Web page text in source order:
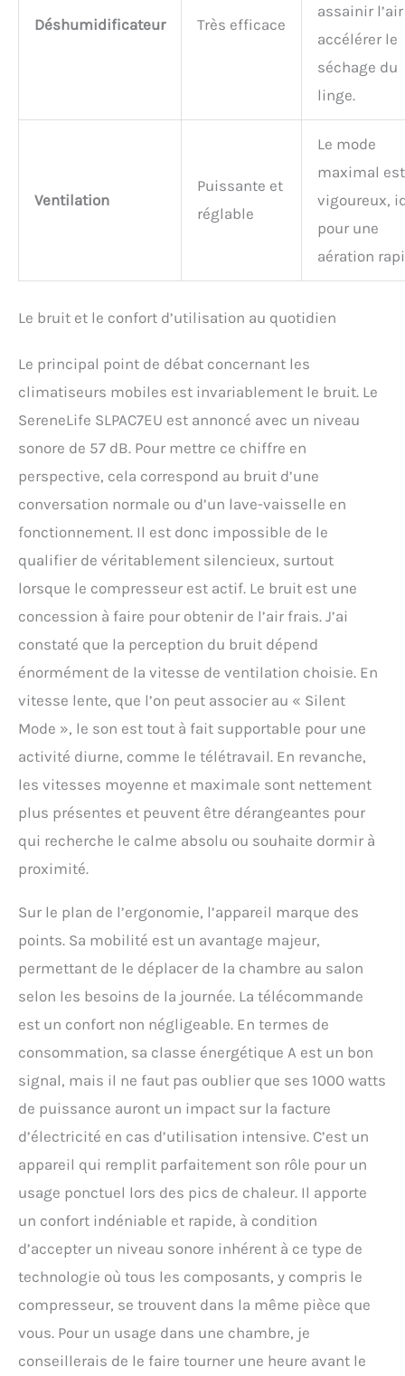
Déshumidificateur Très efficace
assainir
accélérer le
séchage du
linge.
Ventilation
Puissante et
réglable
Le mode
maximal
vigoureux,
pour une
aération
Le bruit et le confort d’utilisation au quotidien
Le principal point de débat concernant les
climatiseurs mobiles est invariablement le bruit. Le
SereneLife SLPAC7EU est annoncé avec un niveau
sonore de 57 dB. Pour mettre ce chiffre en
perspective, cela correspond au bruit d’une
conversation normale ou d’un lave-vaisselle en
fonctionnement. Il est donc impossible de le
qualifier de véritablement silencieux, surtout
lorsque le compresseur est actif. Le bruit est une
concession à faire pour obtenir de l’air frais. J’ai
constaté que la perception du bruit dépend
énormément de la vitesse de ventilation choisie. En
vitesse lente, que l’on peut associer au « Silent
Mode », le son est tout à fait supportable pour une
activité diurne, comme le télétravail. En revanche,
les vitesses moyenne et maximale sont nettement
plus présentes et peuvent être dérangeantes pour
qui recherche le calme absolu ou souhaite dormir à
proximité.
Sur le plan de l’ergonomie, l’appareil marque des
points. Sa mobilité est un avantage majeur,
permettant de le déplacer de la chambre au salon
selon les besoins de la journée. La télécommande
est un confort non négligeable. En termes de
consommation, sa classe énergétique A est un bon
signal, mais il ne faut pas oublier que ses 1000 watts
de puissance auront un impact sur la facture
d’électricité en cas d’utilisation intensive. C’est un
appareil qui remplit parfaitement son rôle pour un
usage ponctuel lors des pics de chaleur. Il apporte
un confort indéniable et rapide, à condition
d’accepter un niveau sonore inhérent à ce type de
technologie où tous les composants, y compris le
compresseur, se trouvent dans la même pièce que
vous. Pour un usage dans une chambre, je
conseillerais de le faire tourner une heure avant le